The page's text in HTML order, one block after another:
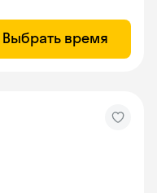
Выбрать время